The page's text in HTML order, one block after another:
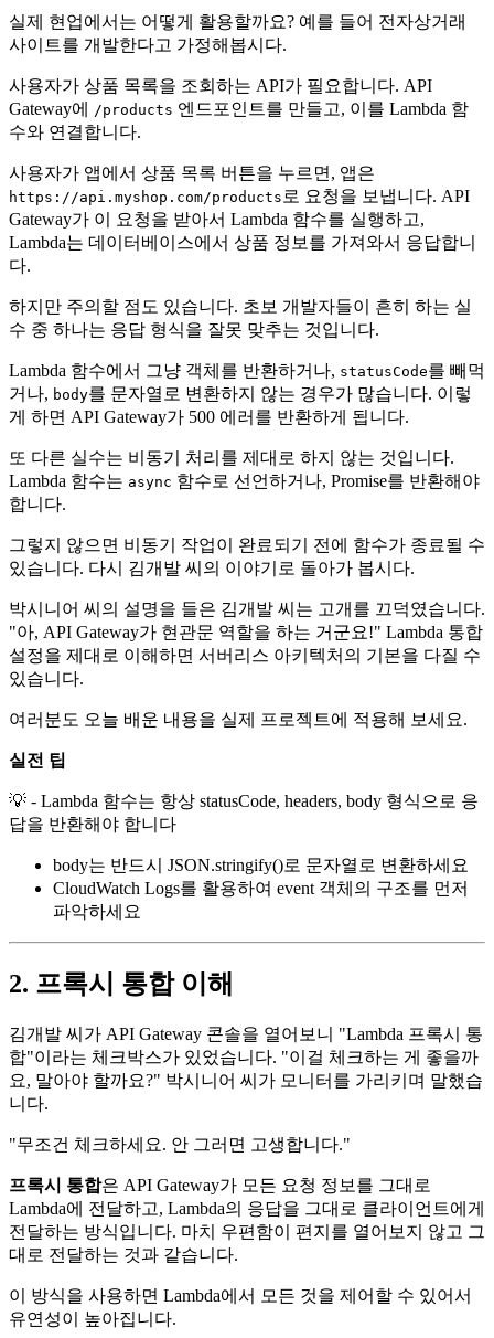
실제 현업에서는 어떻게 활용할까요? 예를 들어 전자상거래
사이트를 개발한다고 가정해봅시다.
사용자가 상품 목록을 조회하는 API가 필요합니다. API
Gateway에
/products 엔드포인트를 만들고, 이를 Lambda 함
수와 연결합니다.
사용자가 앱에서 상품 목록 버튼을 누르면, 앱은
https://api.myshop.com/products 로 요청을 보냅니다. API
Gateway가 이 요청을 받아서 Lambda 함수를 실행하고,
Lambda는 데이터베이스에서 상품 정보를 가져와서 응답합니
다.
하지만 주의할 점도 있습니다. 초보 개발자들이 흔히 하는 실
수 중 하나는 응답 형식을 잘못 맞추는 것입니다.
Lambda 함수에서 그냥 객체를 반환하거나, statusCode를 빼먹
거나, body를 문자열로 변환하지 않는 경우가 많습니다. 이렇
게 하면 API Gateway가 500 에러를 반환하게 됩니다.
또 다른 실수는 비동기 처리를 제대로 하지 않는 것입니다.
Lambda 함수는 async 함수로 선언하거나, Promise를 반환해야
합니다.
그렇지 않으면 비동기 작업이 완료되기 전에 함수가 종료될 수
있습니다. 다시 김개발 씨의 이야기로 돌아가 봅시다.
박시니어 씨의 설명을 들은 김개발 씨는 고개를 끄덕였습니다.
"아, API Gateway가 현관문 역할을 하는 거군요!" Lambda 통합
설정을 제대로 이해하면 서버리스 아키텍처의 기본을 다질 수
있습니다.
여러분도 오늘 배운 내용을 실제 프로젝트에 적용해 보세요.
실전 팁
💡 - Lambda 함수는 항상 statusCode, headers, body 형식으로 응
답을 반환해야 합니다
body는 반드시 JSON.stringify()로 문자열로 변환하세요
CloudWatch Logs를 활용하여 event 객체의 구조를 먼저
파악하세요
2. 프록시 통합 이해
김개발 씨가 API Gateway 콘솔을 열어보니 "Lambda 프록시 통
합"이라는 체크박스가 있었습니다. "이걸 체크하는 게 좋을까
요, 말아야 할까요?" 박시니어 씨가 모니터를 가리키며 말했습
니다.
"무조건 체크하세요. 안 그러면 고생합니다."
프록시 통합은 API Gateway가 모든 요청 정보를 그대로
Lambda에 전달하고, Lambda의 응답을 그대로 클라이언트에게
전달하는 방식입니다. 마치 우편함이 편지를 열어보지 않고 그
대로 전달하는 것과 같습니다.
이 방식을 사용하면 Lambda에서 모든 것을 제어할 수 있어서
유연성이 높아집니다.